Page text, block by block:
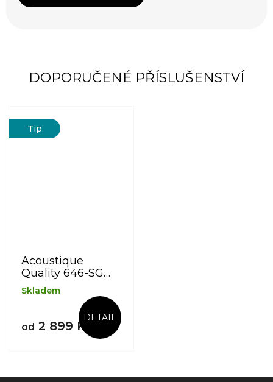
DOPORUČENÉ PŘÍSLUŠENSTVÍ
Tip
Acoustique
Quality 646-SG
MK II
Skladem
od 2 899 Kč
DETAIL